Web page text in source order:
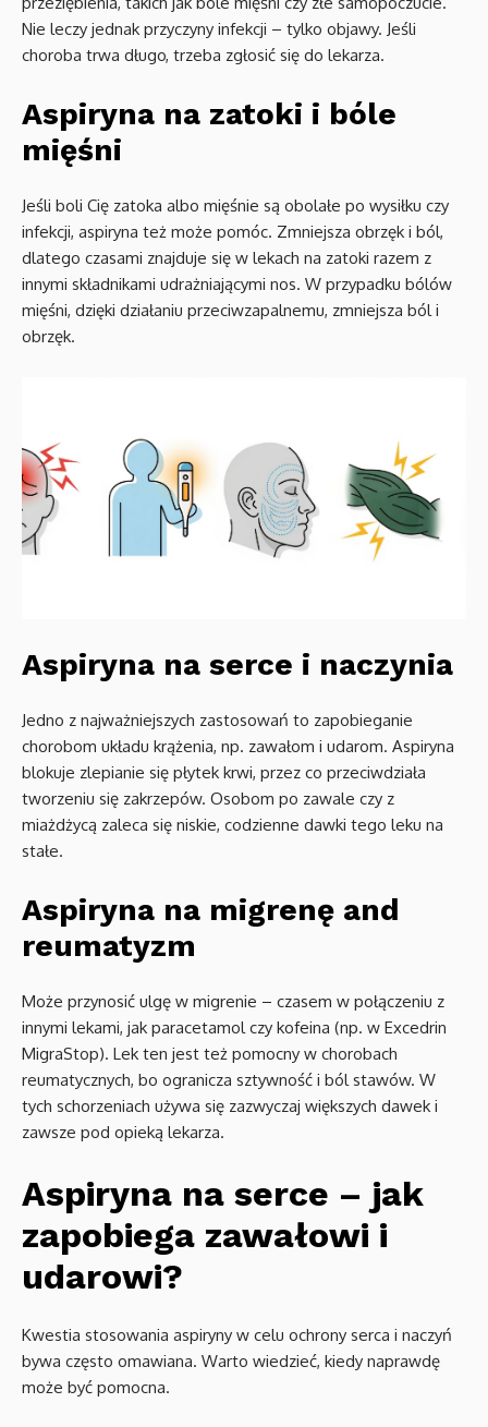
Nie leczy jednak przyczyny infekcji – tylko objawy. Jeśli
choroba trwa długo, trzeba zgłosić się do lekarza.
Aspiryna na zatoki i bóle
mięśni
Jeśli boli Cię zatoka albo mięśnie są obolałe po wysiłku czy
infekcji, aspiryna też może pomóc. Zmniejsza obrzęk i ból,
dlatego czasami znajduje się w lekach na zatoki razem z
innymi składnikami udrażniającymi nos. W przypadku bólów
mięśni, dzięki działaniu przeciwzapalnemu, zmniejsza ból i
obrzęk.
Aspiryna na serce i naczynia
Jedno z najważniejszych zastosowań to zapobieganie
chorobom układu krążenia, np. zawałom i udarom. Aspiryna
blokuje zlepianie się płytek krwi, przez co przeciwdziała
tworzeniu się zakrzepów. Osobom po zawale czy z
miażdżycą zaleca się niskie, codzienne dawki tego leku na
stałe.
Aspiryna na migrenę and
reumatyzm
Może przynosić ulgę w migrenie – czasem w połączeniu z
innymi lekami, jak paracetamol czy kofeina (np. w Excedrin
MigraStop). Lek ten jest też pomocny w chorobach
reumatycznych, bo ogranicza sztywność i ból stawów. W
tych schorzeniach używa się zazwyczaj większych dawek i
zawsze pod opieką lekarza.
Aspiryna na serce – jak
zapobiega zawałowi i
udarowi?
Kwestia stosowania aspiryny w celu ochrony serca i naczyń
bywa często omawiana. Warto wiedzieć, kiedy naprawdę
może być pomocna.